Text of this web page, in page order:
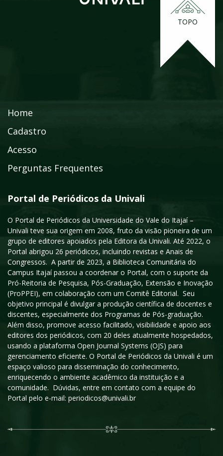
TOPO
Home
Cadastro
Acesso
Perguntas Frequentes
Portal de Periódicos da Univali
O Portal de Periódicos da Universidade do Vale do Itajaí –
Univali teve sua origem em 2008, fruto da visão pioneira de um
grupo de editores apoiados pela Editora da Univali. Até 2022, o
Portal abrigou 26 periódicos, incluindo revistas e Anais de
Congressos. A partir de 2023, a Biblioteca Comunitária do
Campus Itajaí passou a coordenar o Portal, com o suporte da
Pró-Reitoria de Pesquisa, Pós-Graduação, Extensão e Inovação
(ProPPEI), em colaboração com um Comitê Editorial. Seu
objetivo principal é divulgar a produção científica de docentes e
discentes, especialmente dos Programas de Pós-graduação.
Além disso, promove acesso facilitado, visibilidade e apoio aos
editores dos periódicos, com 20 deles atualmente hospedados,
usando a plataforma Open Journal Systems (OJS) para
gerenciamento eficiente. O Portal de Periódicos da Univali é um
espaço valioso para disseminação do conhecimento,
enriquecendo o ambiente acadêmico da instituição e a
comunidade. Dúvidas, entre em contato com a equipe do
Portal pelo e-mail: periodicos@univali.br